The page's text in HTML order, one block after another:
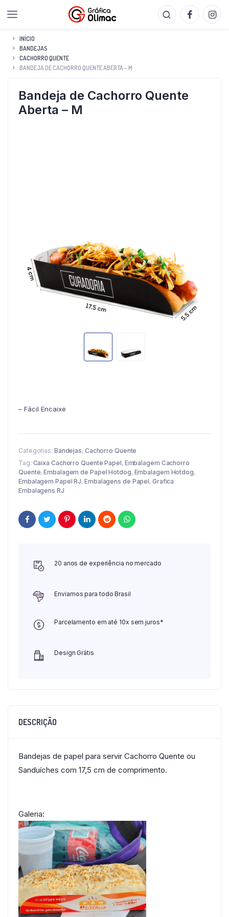
INÍCIO
BANDEJAS
CACHORRO QUENTE
BANDEJA DE CACHORRO QUENTE ABERTA – M
Bandeja de Cachorro Quente
Aberta – M
– Fácil Encaixe
Categorias: Bandejas, Cachorro Quente
Tag: Caixa Cachorro Quente Papel, Embalagem Cachorro
Quente,Embalagem de Papel Hotdog, Embalagem Hotdog,
Embalagem Papel RJ,Embalagens de Papel, Grafica
Embalagens RJ
20 anos de experiência no mercado
Enviamos para todo Brasil
Parcelamento em até 10x sem juros*
Design Grátis
DESCRIÇÃO
Bandejas de papel para servir Cachorro Quente ou
Sanduíches com 17,5 cm de comprimento.
Galeria: